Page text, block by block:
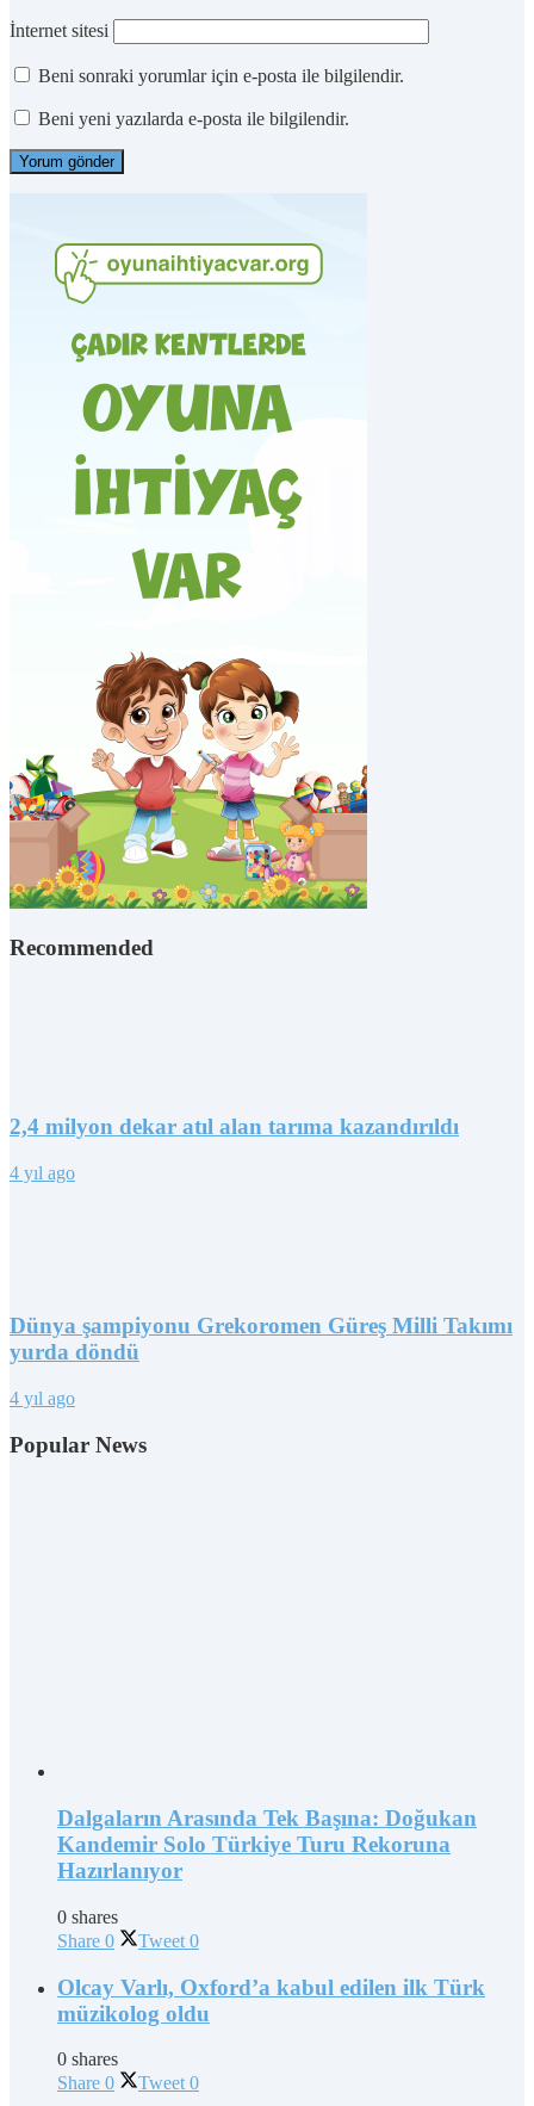
İnternet sitesi
Beni sonraki yorumlar için e-posta ile bilgilendir.
Beni yeni yazılarda e-posta ile bilgilendir.
Recommended
2,4 milyon dekar atıl alan tarıma kazandırıldı
4 yıl ago
Dünya şampiyonu Grekoromen Güreş Milli Takımı
yurda döndü
4 yıl ago
Popular News
Dalgaların Arasında Tek Başına: Doğukan
Kandemir Solo Türkiye Turu Rekoruna
Hazırlanıyor
0 shares
Share 0 Tweet 0
Olcay Varlı, Oxford’a kabul edilen ilk Türk
müzikolog oldu
0 shares
Share 0 Tweet 0